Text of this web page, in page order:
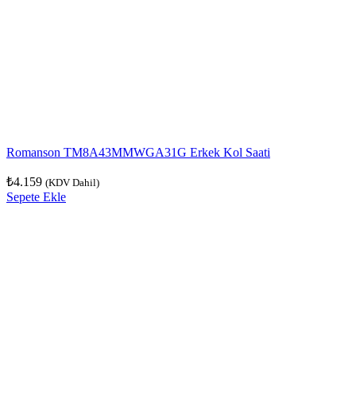
Romanson TM8A43MMWGA31G Erkek Kol Saati
₺4.159 (KDV Dahil)
Sepete Ekle